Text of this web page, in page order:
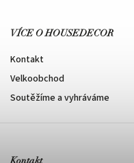
VÍCE O HOUSEDECOR
Kontakt
Velkoobchod
Soutěžíme a vyhráváme